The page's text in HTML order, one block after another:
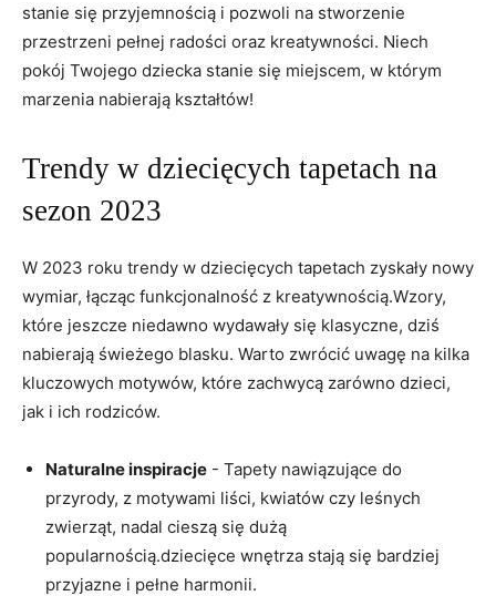
‌stanie się⁣ przyjemnością⁣ i pozwoli na stworzenie
przestrzeni pełnej‌ radości oraz⁣ kreatywności. ‍Niech
pokój Twojego dziecka stanie się miejscem, w ​którym⁤
marzenia nabierają‌ kształtów!
Trendy w⁤ dziecięcych tapetach na
⁣sezon ⁢2023
W⁣ 2023 ‍roku ⁤trendy w dziecięcych tapetach zyskały nowy
wymiar, łącząc funkcjonalność z kreatywnością.Wzory,
które‌ jeszcze niedawno wydawały‍ się klasyczne, dziś
nabierają świeżego blasku. Warto⁤ zwrócić uwagę⁢ na kilka
kluczowych motywów, które‍ zachwycą zarówno⁤ dzieci,
jak ​i​ ich⁤ rodziców.
Naturalne inspiracje -​ Tapety nawiązujące ‍do
przyrody, z motywami liści, kwiatów czy leśnych
zwierząt, nadal cieszą się dużą
popularnością.dziecięce wnętrza stają‌ się bardziej
przyjazne i⁢ pełne harmonii.